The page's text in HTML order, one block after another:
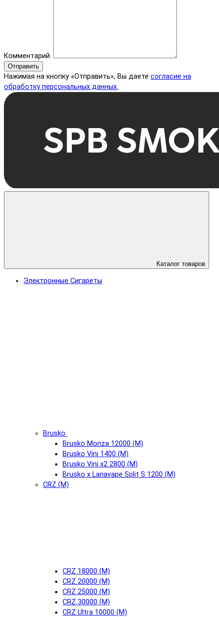
Комментарий:
Отправить
Нажимая на кнопку «Отправить», Вы даете согласие на
обработку персональных данных.
Каталог товаров
Электронные Сигареты
Brusko
Brusko Monza 12000 (М)
Brusko Vini 1400 (М)
Brusko Vini x2 2800 (М)
Brusko x Lanavape Split S 1200 (М)
CRZ (М)
CRZ 18000 (М)
CRZ 20000 (М)
CRZ 25000 (М)
CRZ 30000 (М)
CRZ Ultra 10000 (М)